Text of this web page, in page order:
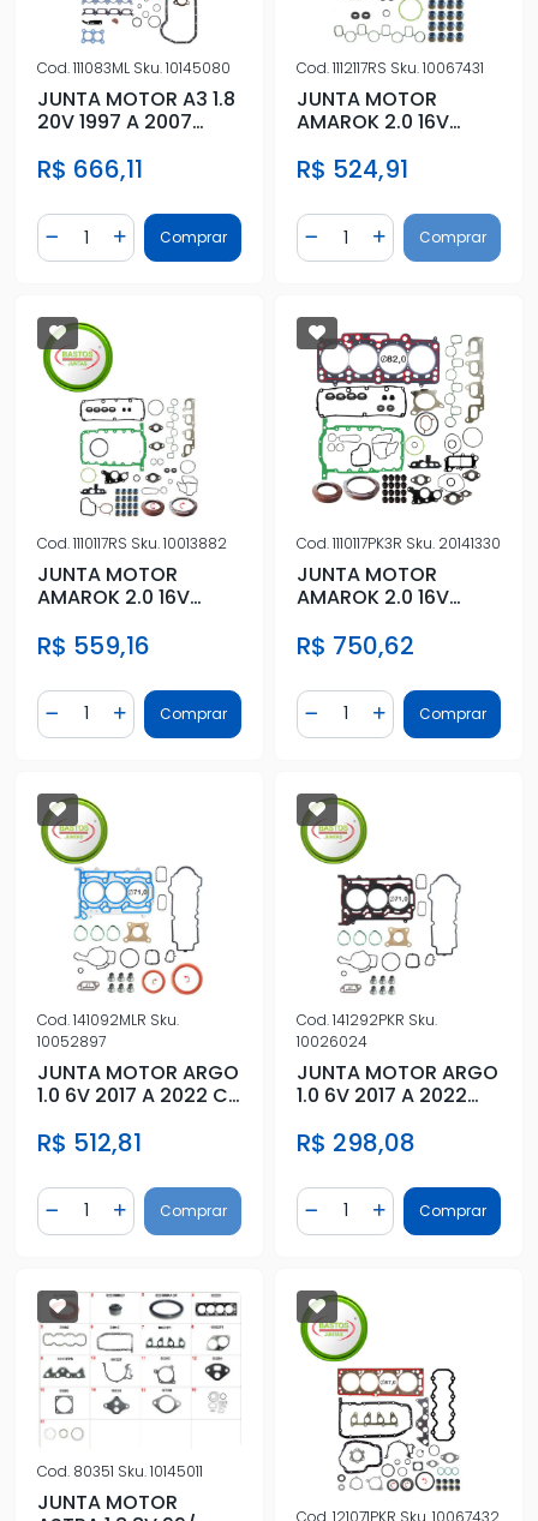
Cod.111083ML Sku.10145080
JUNTA MOTOR A3 1.8
20V 1997 A 2007
R$ 666,11
Diminuir Quantidade
Quantidade
Adicionar Quantidade
Comprar
Cod.1112117RS Sku.10067431
JUNTA MOTOR
AMAROK 2.0 16V
SUPERIOR C/RET
R$ 524,91
Diminuir Quantidade
Quantidade
AdicionarComprar
Cod.1110117RS Sku.10013882
JUNTA MOTOR
AMAROK 2.0 16V
R$ 559,16
Diminuir Quantidade
Quantidade
Adicionar Quantidade
Comprar
Cod.1110117PK3R Sku. 20141330
JUNTA MOTOR
AMAROK 2.0 16V
R$ 750,62
Diminuir Quantidade
Quantidade
AdicionarComprar
Cod.141092MLR Sku.
10052897
JUNTA MOTOR ARGO
1.0 6V 2017 A 2022 C/
R$ 512,81
Diminuir Quantidade
Quantidade
Adicionar Quantidade
Comprar
Cod.141292PKR Sku.
10026024
JUNTA MOTOR ARGO
1.0 6V 2017 A 2022
FIBRA
R$ 298,08
Diminuir Quantidade
Quantidade
AdicionarComprar
Cod. 80351 Sku.10145011
JUNTA MOTOR
Cod.121071PKR Sku.10067432